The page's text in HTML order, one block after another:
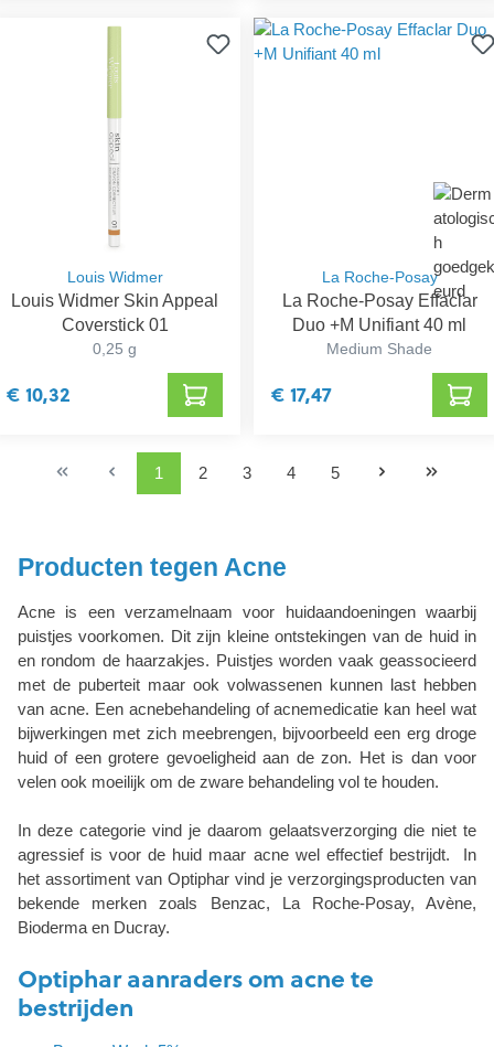
Louis Widmer
Louis Widmer Skin Appeal
Coverstick 01
0,25 g
€ 10,32
La Roche-Posay
La Roche-Posay Effaclar
Duo +M Unifiant 40 ml
Medium Shade
€ 17,47
1 2 3 4 5
Producten tegen Acne
Acne is een verzamelnaam voor huidaandoeningen waarbij
puistjes voorkomen. Dit zijn kleine ontstekingen van de huid in
en rondom de haarzakjes. Puistjes worden vaak geassocieerd
met de puberteit maar ook volwassenen kunnen last hebben
van acne. Een acnebehandeling of acnemedicatie kan heel wat
bijwerkingen met zich meebrengen, bijvoorbeeld een erg droge
huid of een grotere gevoeligheid aan de zon. Het is dan voor
velen ook moeilijk om de zware behandeling vol te houden.
In deze categorie vind je daarom gelaatsverzorging die niet te
agressief is voor de huid maar acne wel effectief bestrijdt. In
het assortiment van Optiphar vind je verzorgingsproducten van
bekende merken zoals Benzac, La Roche-Posay, Avène,
Bioderma en Ducray.
Optiphar aanraders om acne te
bestrijden